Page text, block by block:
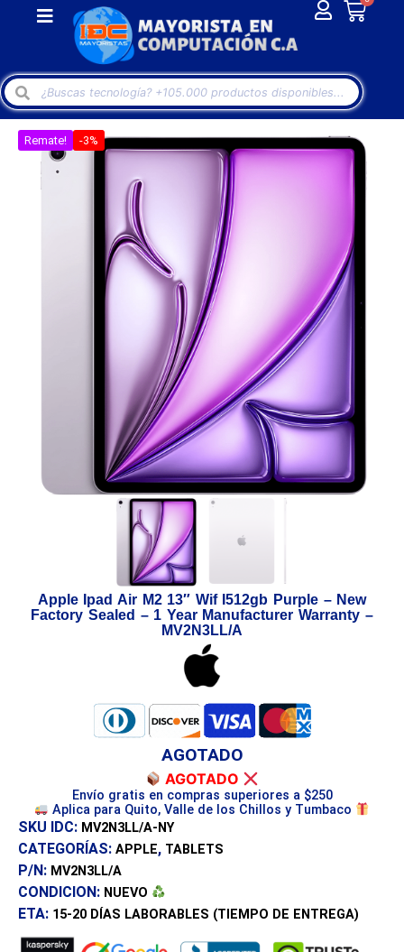
Remate! -3%
Apple Ipad Air M2 13″ Wif I512gb Purple – New
Factory Sealed – 1 Year Manufacturer Warranty –
MV2N3LL/A
AGOTADO
AGOTADO
Envío gratis en compras superiores a $250
Aplica para Quito, Valle de los Chillos y Tumbaco
SKU IDC: MV2N3LL/A-NY
CATEGORÍAS: APPLE, TABLETS
P/N: MV2N3LL/A
CONDICION: NUEVO
ETA: 15-20 DÍAS LABORABLES (TIEMPO DE ENTREGA)